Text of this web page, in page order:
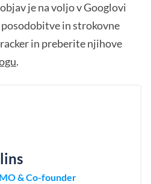
je na voljo v Googlovi
posodobitve in strokovne
in preberite njihove
.
& Co-founder